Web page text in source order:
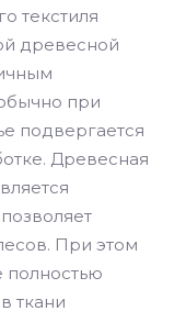
текстиля
древесной
при
подвергается
Древесная
При этом
полностью
ткани